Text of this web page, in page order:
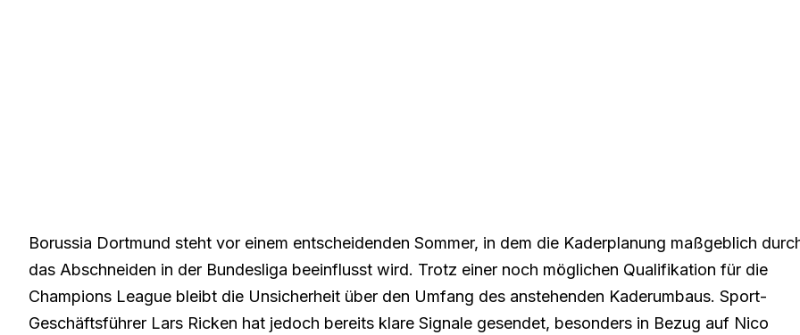
Borussia Dortmund steht vor einem entscheidenden Sommer, in dem die Kaderplanung maßgeblich
das Abschneiden in der Bundesliga beeinflusst wird. Trotz einer noch möglichen Qualifikation für die
Champions League bleibt die Unsicherheit über den Umfang des anstehenden Kaderumbaus. Sport-
Geschäftsführer Lars Ricken hat jedoch bereits klare Signale gesendet, besonders in Bezug auf Nico